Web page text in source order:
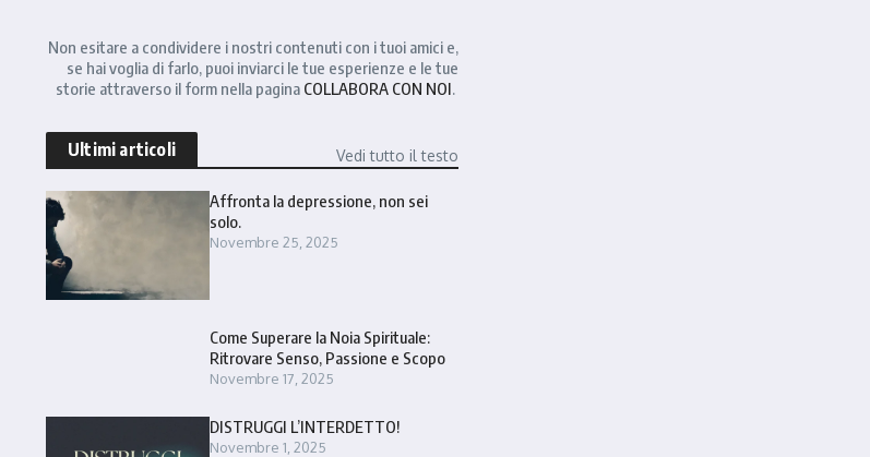
Non esitare a condividere i nostri contenuti con i tuoi amici e,
se hai voglia di farlo, puoi inviarci le tue esperienze e le tue
storie attraverso il form nella pagina COLLABORA CON NOI
Ultimi articoli Vedi tutto il testo
Affronta la depressione, non sei
solo.
Novembre 25, 2025
Come Superare la Noia Spirituale:
Ritrovare Senso, Passione e Scopo
Novembre 17, 2025
DISTRUGGI L’INTERDETTO!
Novembre 1, 2025